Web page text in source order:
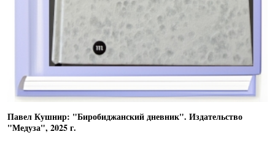
Павел Кушнир: "Биробиджанский дневник". Издательство
"Медуза", 2025 г.